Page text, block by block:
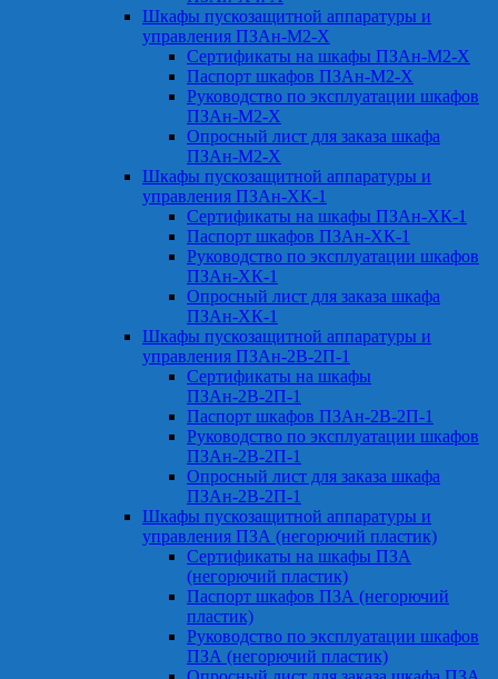
Шкафы пускозащитной аппаратуры и
управления ПЗАн-М2-Х
Сертификаты на шкафы ПЗАн-М2-Х
Паспорт шкафов ПЗАн-М2-Х
Руководство по эксплуатации шкафов
ПЗАн-М2-Х
Опросный лист для заказа шкафа
ПЗАн-М2-Х
Шкафы пускозащитной аппаратуры и
управления ПЗАн-ХК-1
Сертификаты на шкафы ПЗАн-ХК-1
Паспорт шкафов ПЗАн-ХК-1
Руководство по эксплуатации шкафов
ПЗАн-ХК-1
Опросный лист для заказа шкафа
ПЗАн-ХК-1
Шкафы пускозащитной аппаратуры и
управления ПЗАн-2В-2П-1
Сертификаты на шкафы
ПЗАн-2В-2П-1
Паспорт шкафов ПЗАн-2В-2П-1
Руководство по эксплуатации шкафов
ПЗАн-2В-2П-1
Опросный лист для заказа шкафа
ПЗАн-2В-2П-1
Шкафы пускозащитной аппаратуры и
управления ПЗА (негорючий пластик)
Сертификаты на шкафы ПЗА
(негорючий пластик)
Паспорт шкафов ПЗА (негорючий
пластик)
Руководство по эксплуатации шкафов
ПЗА (негорючий пластик)